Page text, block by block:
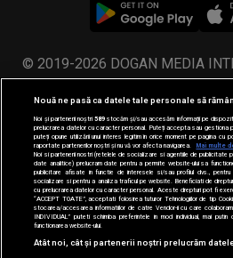
© 2019-2026 DOGAN MEDIA
drepturile
Nouă ne pasă ca datele tale personale să
Noi și partenerii noștri589stocăm și/sau accesăm informații pe
prelucrarea datelor cu caracter personal. Puteți accepta sau gestiona
puteți opune utilizării unui interes legitim în orice moment pe pagina
raportate partenerilor noștri și nu vă vor afecta navigarea.
Mai multe
Noi si partenerii nostri (retelele de socializare si agentiile de publicitate
date analitice) prelucram date pentru a permite website-ului sa
publicitare afisate in functie de interesele si/sau profilul dvs.,
socializare si pentru a analiza traficul pe website. Beneficiati de
cu prelucrarea datelor cu caracter personal. Aceste drepturi pot fi
“ACCEPT TOATE”, acceptati folosirea tuturor Tehnologiilor de tip
stocarea/accesarea informatiilor de catre Vendor-ii cu care
INDIVIDUAL” puteti schimba preferintele in mod individual, mai
functionarea website-ului.
Atât noi, cât și partenerii noștri prelucrăm